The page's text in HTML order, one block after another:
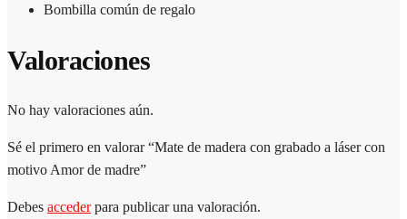
Bombilla común de regalo
Valoraciones
No hay valoraciones aún.
Sé el primero en valorar “Mate de madera con grabado a láser con
motivo Amor de madre”
Debes accederpara publicar una valoración.